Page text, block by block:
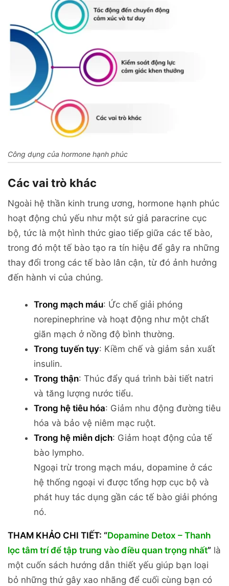
Công dụng của hormone hạnh phúc
Các vai trò khác
Ngoài hệ thần kinh trung ương, hormone hạnh phúc
hoạt động chủ yếu như một sứ giả paracrine cục
bộ, tức là một hình thức giao tiếp giữa các tế bào,
trong đó một tế bào tạo ra tín hiệu để gây ra những
thay đổi trong các tế bào lân cận, từ đó ảnh hưởng
đến hành vi của chúng.
Trong mạch máu: Ức chế giải phóng
norepinephrine và hoạt động như một chất
giãn mạch ở nồng độ bình thường.
Trong tuyến tụy: Kiềm chế và giảm sản xuất
insulin.
Trong thận: Thúc đẩy quá trình bài tiết natri
và tăng lượng nước tiểu.
Trong hệ tiêu hóa: Giảm nhu động đường tiêu
hóa và bảo vệ niêm mạc ruột.
Trong hệ miễn dịch: Giảm hoạt động của tế
bào lympho.
Ngoại trừ trong mạch máu, dopamine ở các
hệ thống ngoại vi được tổng hợp cục bộ và
phát huy tác dụng gần các tế bào giải phóng
nó.
THAM KHẢO CHI TIẾT: “Dopamine Detox – Thanh
lọc tâm trí để tập trung vào điều quan trọng nhất” là
một cuốn sách hướng dẫn thiết yếu giúp bạn loại
bỏ những thứ gây xao nhãng để cuối cùng bạn có